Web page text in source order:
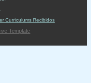
Currículums Recibidos
Template